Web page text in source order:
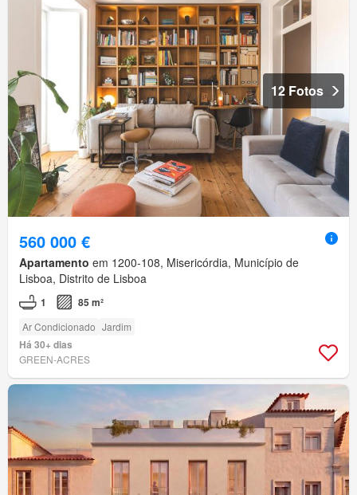
12 Fotos
560 000 €
Apartamento em 1200-108, Misericórdia, Município de
Lisboa, Distrito de Lisboa
1 85 m²
Ar Condicionado Jardim
Há 30+ dias
GREEN-ACRES